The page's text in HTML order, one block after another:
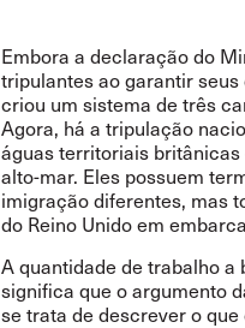
Embora a declaração do
tripulantes ao garantir
criou um sistema de três
Agora, há a tripulação
águas territoriais
alto-mar. Eles possuem
imigração diferentes, mas
do Reino Unido em
A quantidade de trabalho a
significa que o argumento
se trata de descrever o